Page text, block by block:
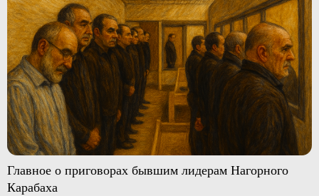
Главное о приговорах бывшим лидерам Нагорного
Карабаха